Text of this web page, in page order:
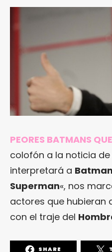
PEORES BATMANS
colofón a la noticia de
interpretará a Batman
Superman«, nos
actores que hubieran
con el traje del
SHARE